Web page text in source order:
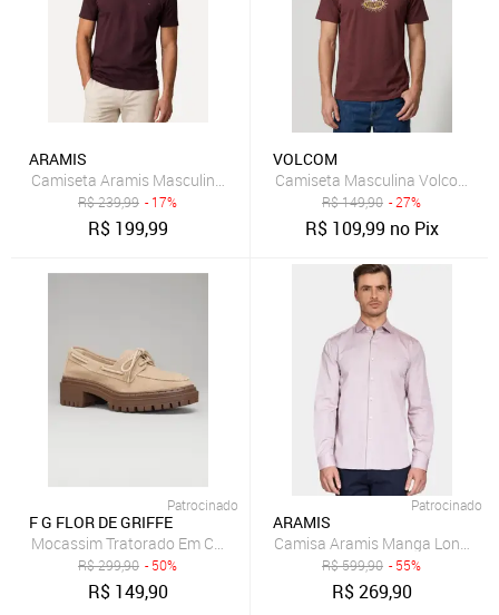
ARAMIS
Camiseta Aramis Masculina Basic Lisa Mono Logo Bordeaux Bordô
R$239,99 - 17%
R$ 199,99
VOLCOM
Camiseta Masculina Volcom
R$149,90 - 27%
R$ 109,99 no Pix
Patrocinado
F G FLOR DE GRIFFE
Mocassim Tratorado Em Couro Legítimo Areia Flor de Griffe
R$299,90 - 50%
R$ 149,90
Patrocinado
ARAMIS
Camisa Aramis Manga Longa
R$599,90 - 55%
R$269,90